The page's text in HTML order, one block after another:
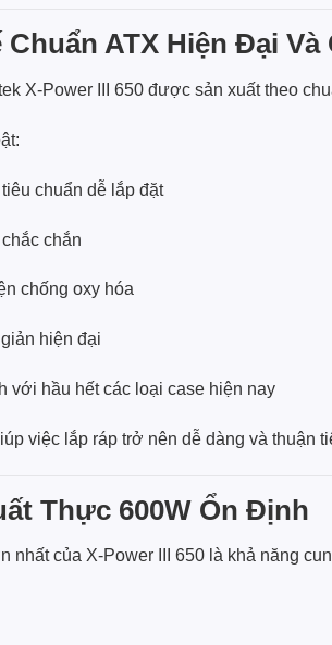
Chuẩn ATX Hiện Đại Và
X-Power III 650 được sản xuất theo
chuẩn dễ lắp đặt
chắn
chống oxy hóa
hiện đại
hầu hết các loại case hiện nay
việc lắp ráp trở nên dễ dàng và thuận
Thực 600W Ổn Định
nhất của X-Power III 650 là khả năng